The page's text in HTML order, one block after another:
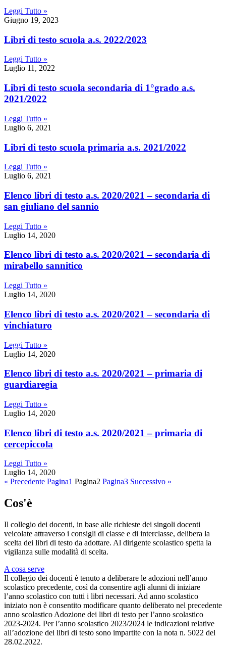
Leggi Tutto »
Giugno 19, 2023
libri di testo scuola a.s. 2022/2023
Leggi Tutto »
Luglio 11, 2022
libri di testo scuola secondaria di 1°grado a.s.
2021/2022
Leggi Tutto »
Luglio 6, 2021
libri di testo scuola primaria a.s. 2021/2022
Leggi Tutto »
Luglio 6, 2021
elenco libri di testo a.s. 2020/2021 – secondaria di
san giuliano del sannio
Leggi Tutto »
Luglio 14, 2020
elenco libri di testo a.s. 2020/2021 – secondaria di
mirabello sannitico
Leggi Tutto »
Luglio 14, 2020
elenco libri di testo a.s. 2020/2021 – secondaria di
vinchiaturo
Leggi Tutto »
Luglio 14, 2020
elenco libri di testo a.s. 2020/2021 – primaria di
guardiaregia
Leggi Tutto »
Luglio 14, 2020
elenco libri di testo a.s. 2020/2021 – primaria di
cercepiccola
Leggi Tutto »
Luglio 14, 2020
« Precedente Pagina1 Pagina2 Pagina3 Successivo »
Cos'è
Il collegio dei docenti, in base alle richieste dei singoli docenti
veicolate attraverso i consigli di classe e di interclasse, delibera la
scelta dei libri di testo da adottare. Al dirigente scolastico spetta la
vigilanza sulle modalità di scelta.
A cosa serve
Il collegio dei docenti è tenuto a deliberare le adozioni nell’anno
scolastico precedente, così da consentire agli alunni di iniziare
l’anno scolastico con tutti i libri necessari. Ad anno scolastico
iniziato non è consentito modificare quanto deliberato nel precedente
anno scolastico Adozione dei libri di testo per l’anno scolastico
2023-2024. Per l’anno scolastico 2023/2024 le indicazioni relative
all’adozione dei libri di testo sono impartite con la nota n. 5022 del
28.02.2022.